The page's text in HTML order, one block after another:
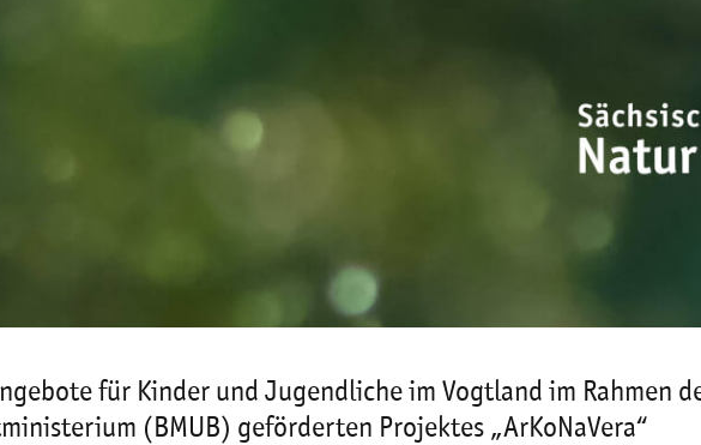
für Kinder und Jugendliche im Vogtland im Rahmen
(BMUB) geförderten Projektes „ArKoNaVera“